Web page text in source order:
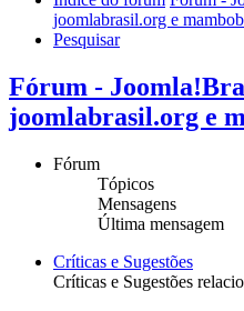
joomlabrasil.org e
Pesquisar
Fórum -
joomlabrasil.org e
Fórum
Tópicos
Mensagens
Última mensagem
Críticas e Sugestões
Críticas e Sugestões